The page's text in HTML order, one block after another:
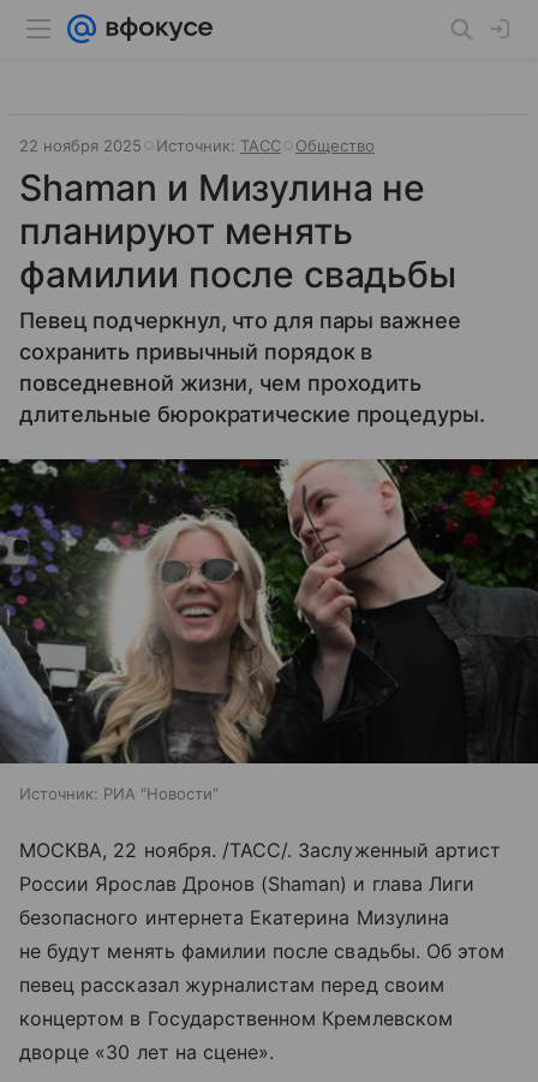
22 ноября 2025 Источник: ТАСС Общество
Shaman и Мизулина не
планируют менять
фамилии после свадьбы
Певец подчеркнул, что для пары важнее
сохранить привычный порядок в
повседневной жизни, чем проходить
длительные бюрократические процедуры.
Источник: РИА "Новости"
МОСКВА, 22 ноября. /ТАСС/. Заслуженный артист
России Ярослав Дронов (Shaman) и глава Лиги
безопасного интернета Екатерина Мизулина
не будут менять фамилии после свадьбы. Об этом
певец рассказал журналистам перед своим
концертом в Государственном Кремлевском
дворце «30 лет на сцене».